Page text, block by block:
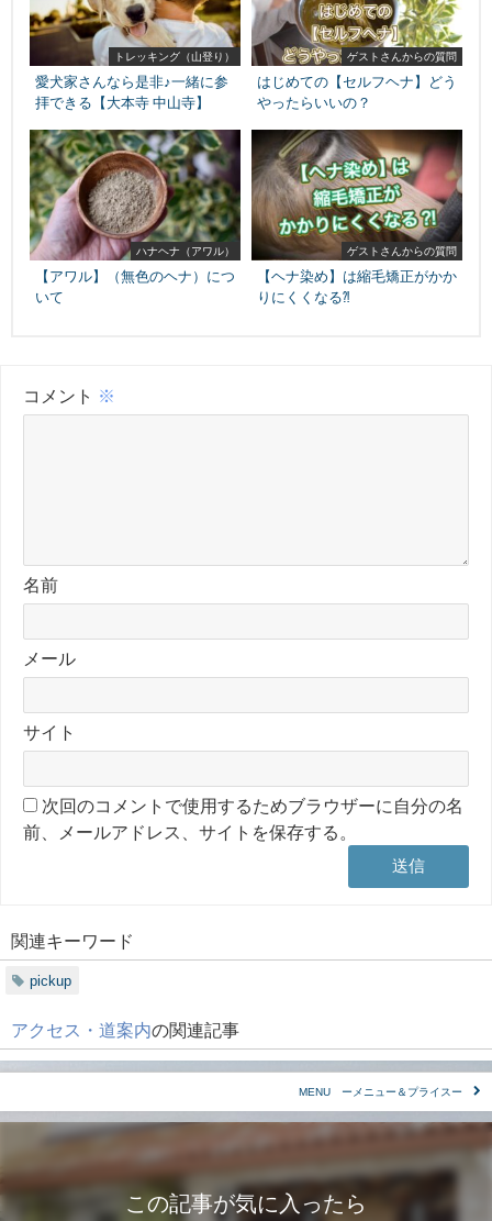
トレッキング（山登り）
愛犬家さんなら是非♪一緒に参
拝できる【大本寺 中山寺】
ゲストさんからの質問
はじめての【セルフヘナ】どう
やったらいいの？
ハナヘナ（アワル）
【アワル】（無色のヘナ）につ
いて
ゲストさんからの質問
【ヘナ染め】は縮毛矯正がかか
りにくくなる⁈
コメント ※
名前
メール
サイト
次回のコメントで使用するためブラウザーに自分の名
前、メールアドレス、サイトを保存する。
関連キーワード
pickup
アクセス・道案内の関連記事
MENU ーメニュー＆プライスー
この記事が気に入ったら